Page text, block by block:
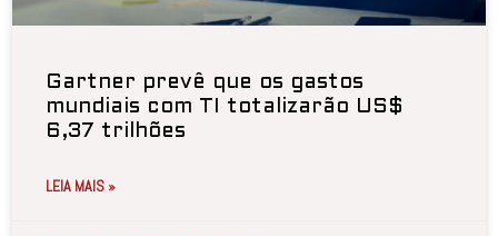
Gartner prevê que os gastos
mundiais com TI totalizarão US$
6,37 trilhões
LEIA MAIS »